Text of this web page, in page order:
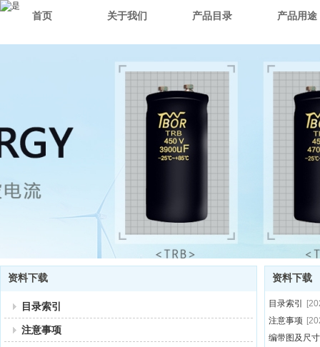
首页 关于我们 产品目录 产品用途
资料下载
目录索引
注意事项
资料下载
目录索引
注意事项
编带图及尺